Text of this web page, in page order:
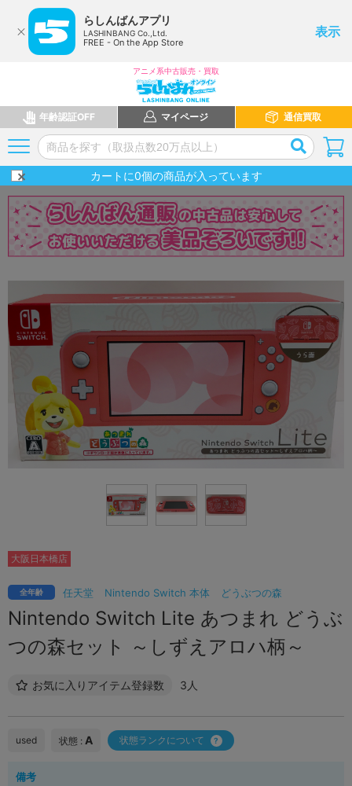
らしんばんアプリ
LASHINBANG Co.,Ltd.
FREE - On the App Store
表示
アニメ系中古販売・買取
年齢認証OFF マイページ 通信買取
カートに0個の商品が入っています
任天堂 Nintendo Switch 本体 どうぶつの森
全年齢
Nintendo Switch Lite あつまれ どうぶ
つの森セット ～しずえアロハ柄～
お気に入りアイテム登録数 3人
大阪日本橋店
used 状態 : A 状態ランクについて
備考